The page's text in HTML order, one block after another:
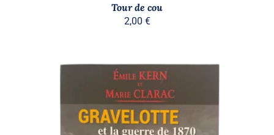
Tour de cou
2,00 €